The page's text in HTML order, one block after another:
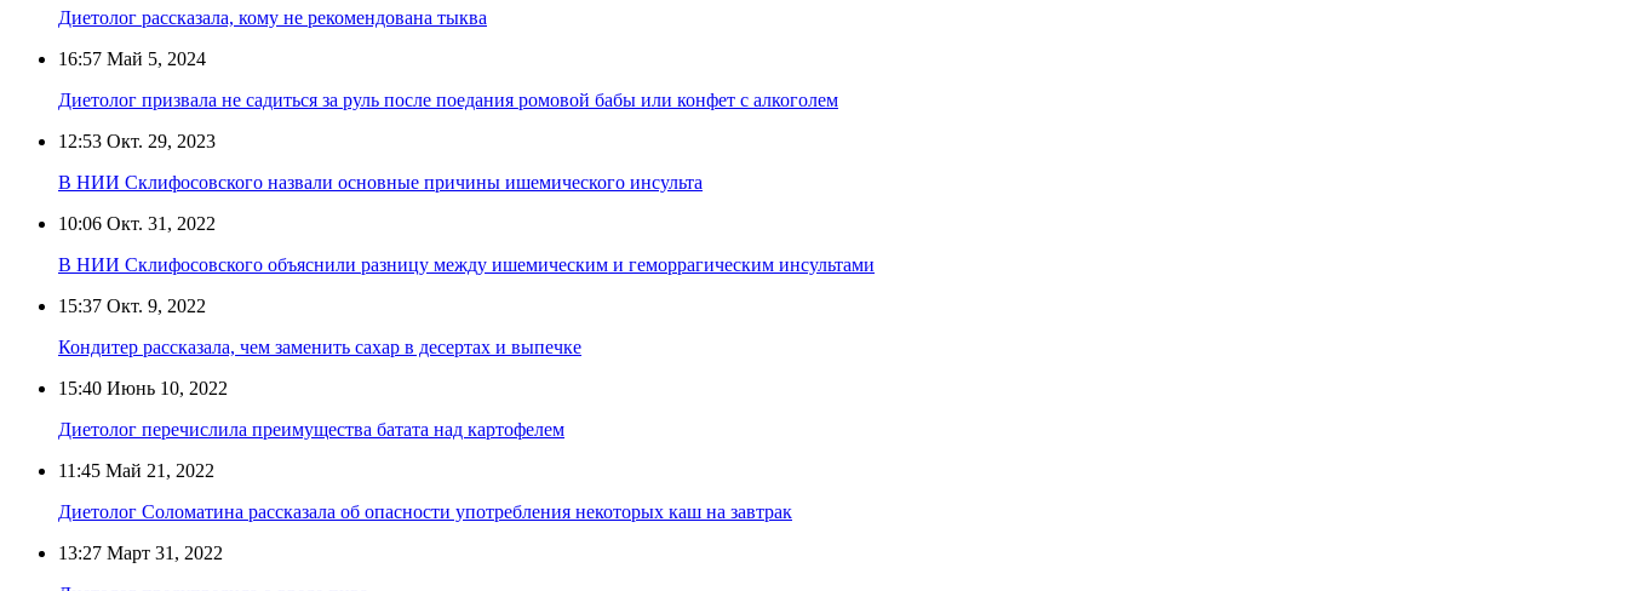
Диетолог рассказала, кому не рекомендована тыква
16:57 Май 5, 2024
Диетолог призвала не садиться за руль после поедания ромовой бабы или конфет с алкоголем
12:53 Окт. 29, 2023
В НИИ Склифосовского назвали основные причины ишемического инсульта
10:06 Окт. 31, 2022
В НИИ Склифосовского объяснили разницу между ишемическим и геморрагическим инсультами
15:37 Окт. 9, 2022
Кондитер рассказала, чем заменить сахар в десертах и выпечке
15:40 Июнь 10, 2022
Диетолог перечислила преимущества батата над картофелем
11:45 Май 21, 2022
Диетолог Соломатина рассказала об опасности употребления некоторых каш на завтрак
13:27 Март 31, 2022